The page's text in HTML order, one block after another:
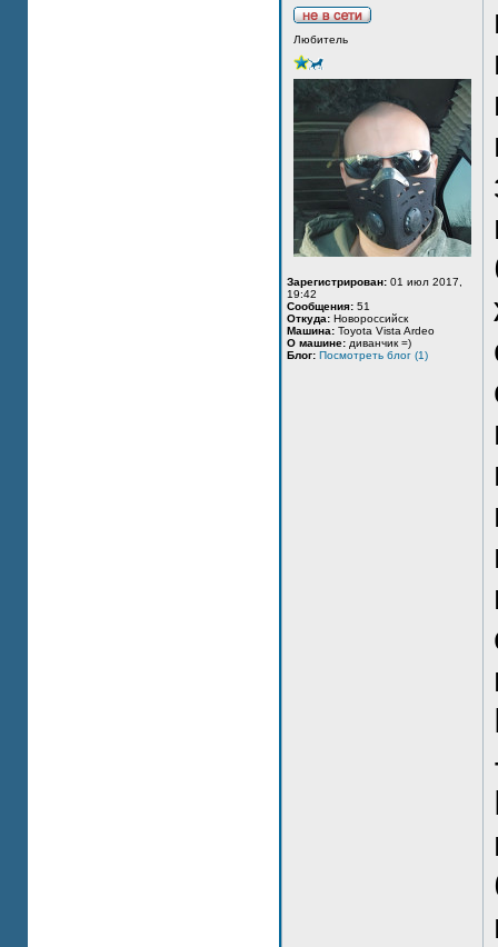
Любитель
Зарегистрирован: 01 июл 2017,
19:42
Сообщения: 51
Откуда: Новороссийск
Машина: Toyota Vista Ardeo
О машине: диванчик =)
Блог: Посмотреть блог (1)